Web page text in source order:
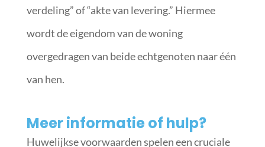
verdeling” of “akte van levering.” Hiermee
wordt de eigendom van de woning
overgedragen van beide echtgenoten naar één
van hen.
Meer informatie of hulp?
Huwelijkse voorwaarden spelen een cruciale